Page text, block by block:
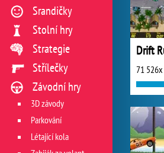
Drift
71 526x
Srandičky
Stolní hry
Strategie
Střílečky
Závodní hry
3D závody
Parkování
Létající kola